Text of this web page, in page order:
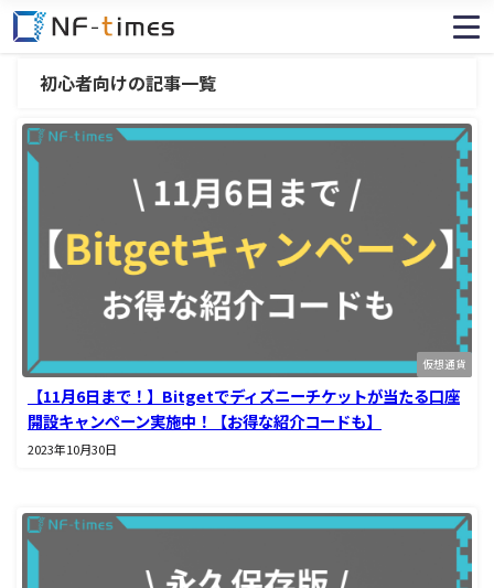
初心者向けの記事一覧
仮想通貨
【11月6日まで！】Bitgetでディズニーチケットが当たる口座
開設キャンペーン実施中！【お得な紹介コードも】
2023年10月30日